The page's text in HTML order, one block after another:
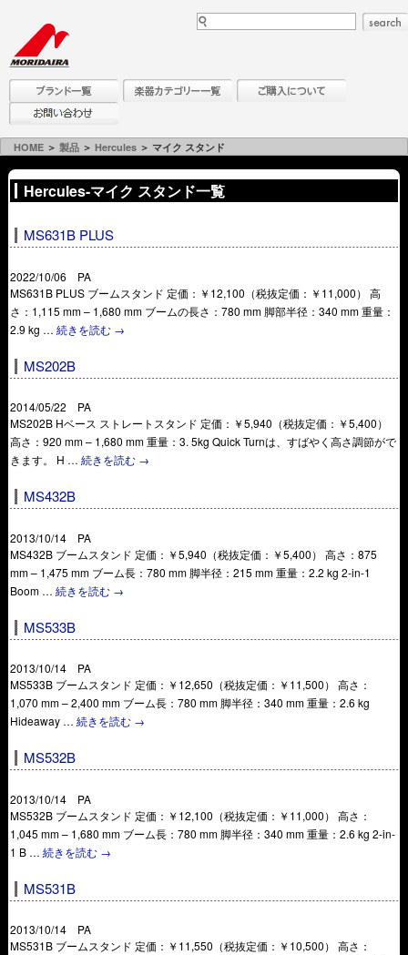
HOME ＞ 製品 ＞ Hercules ＞ マイク スタンド
Hercules-マイク スタンド一覧
MS631B PLUS
2022/10/06 PA
MS631B PLUS ブームスタンド 定価：￥12,100（税抜定価：￥11,000） 高
さ：1,115 mm – 1,680 mm ブームの長さ：780 mm 脚部半径：340 mm 重量：
2.9 kg …続きを読む →
MS202B
2014/05/22 PA
MS202B Hベース ストレートスタンド 定価：￥5,940（税抜定価：￥5,400）
高さ：920 mm – 1,680 mm 重量：3. 5kg Quick Turnは、すばやく高さ調節がで
きます。 H …続きを読む →
MS432B
2013/10/14 PA
MS432B ブームスタンド 定価：￥5,940（税抜定価：￥5,400） 高さ：875
mm – 1,475 mm ブーム長：780 mm 脚半径：215 mm 重量：2.2 kg 2-in-1
Boom …続きを読む →
MS533B
2013/10/14 PA
MS533B ブームスタンド 定価：￥12,650（税抜定価：￥11,500） 高さ：
1,070 mm – 2,400 mm ブーム長：780 mm 脚半径：340 mm 重量：2.6 kg
Hideaway …続きを読む →
MS532B
2013/10/14 PA
MS532B ブームスタンド 定価：￥12,100（税抜定価：￥11,000） 高さ：
1,045 mm – 1,680 mm ブーム長：780 mm 脚半径：340 mm 重量：2.6 kg 2-in-
1 B …続きを読む →
MS531B
2013/10/14 PA
MS531B ブームスタンド 定価：￥11,550（税抜定価：￥10,500） 高さ：